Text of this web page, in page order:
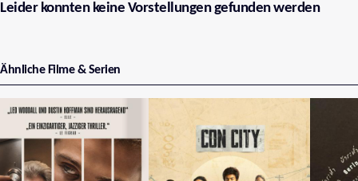
Leider konnten keine Vorstellungen gefunden werden
Ähnliche Filme & Serien